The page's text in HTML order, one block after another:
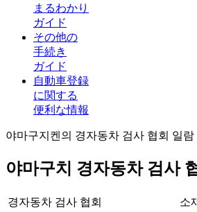
まるわかり
ガイド
その他の
手続き
ガイド
自動車登録
に関する
便利な情報
야마구지켄의 경자동차 검사 협회 일람
야마구치 경자동차 검사
경자동차 검사 협회 소